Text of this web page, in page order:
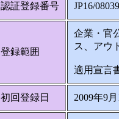
認証登録番号 JP16/
登録範囲
企業・官
ス、アウ
適用宣言
初回登録日 2009年9